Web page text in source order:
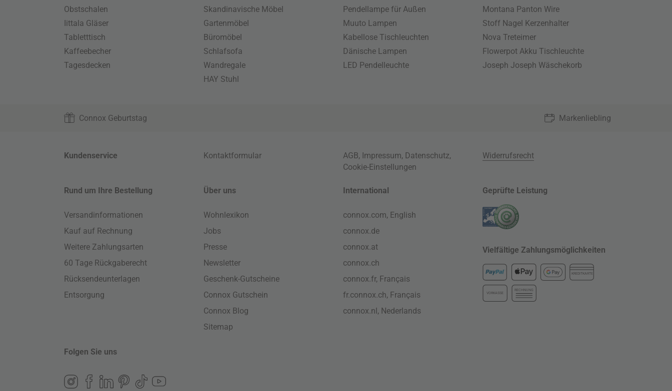
Obstschalen
Iittala Gläser
Tabletttisch
Kaffeebecher
Tagesdecken
Skandinavische Möbel
Gartenmöbel
Büromöbel
Schlafsofa
Wandregale
HAY Stuhl
Pendellampe für Außen
Muuto Lampen
Kabellose Tischleuchten
Dänische Lampen
LED Pendelleuchte
Montana Panton Wire
Stoff Nagel Kerzenhalter
Nova Treteimer
Flowerpot Akku Tischleuchte
Joseph Joseph Wäschekorb
Connox Geburtstag Markenliebling
Kundenservice Kontaktformular AGB, Impressum, Datenschutz,
Cookie-Einstellungen
Widerrufsrecht
Rund um Ihre Bestellung
Versandinformationen
Kauf auf Rechnung
Weitere Zahlungsarten
60 Tage Rückgaberecht
Rücksendeunterlagen
Entsorgung
Über uns
Wohnlexikon
Jobs
Presse
Newsletter
Geschenk-Gutscheine
Connox Gutschein
Connox Blog
Sitemap
International
connox.com, English
connox.de
connox.at
connox.ch
connox.fr, Français
fr.connox.ch, Français
connox.nl, Nederlands
Geprüfte Leistung
Vielfältige Zahlungsmöglichkeiten
KREDITKARTE
VORKASSE
RECHNUNG
Folgen Sie uns